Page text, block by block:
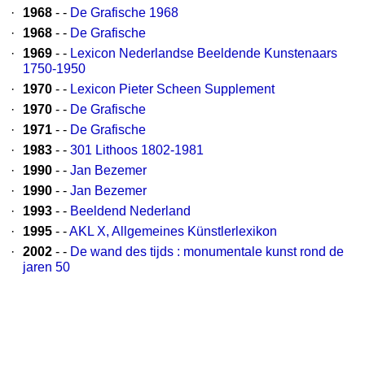
·
1968 - - De Grafische 1968
·
1968 - - De Grafische
·
1969 - - Lexicon Nederlandse Beeldende Kunstenaars
1750-1950
·
1970 - - Lexicon Pieter Scheen Supplement
·
1970 - - De Grafische
·
1971 - - De Grafische
·
1983 - - 301 Lithoos 1802-1981
·
1990 - - Jan Bezemer
·
1990 - - Jan Bezemer
·
1993 - - Beeldend Nederland
·
1995 - -AKL X, Allgemeines Künstlerlexikon
·
2002 - - De wand des tijds : monumentale kunst rond de
jaren 50